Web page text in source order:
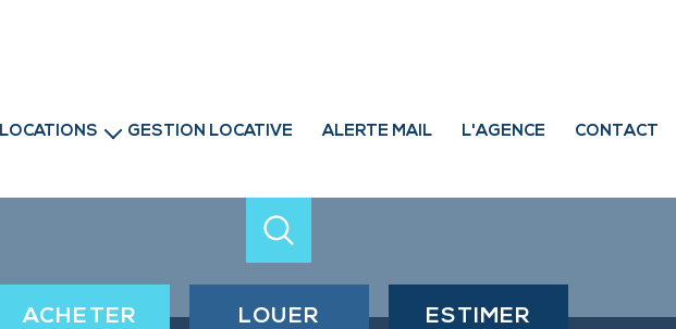
LOCATIONS GESTION LOCATIVE ALERTE MAIL L'AGENCE CONTACT
ACHETER LOUER ESTIMER